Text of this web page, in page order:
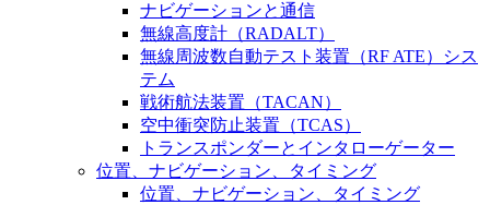
ナビゲーションと通信
無線高度計（RADALT）
無線周波数自動テスト装置（RF ATE）シス
テム
戦術航法装置（TACAN）
空中衝突防止装置（TCAS）
トランスポンダーとインタローゲーター
位置、ナビゲーション、タイミング
位置、ナビゲーション、タイミング